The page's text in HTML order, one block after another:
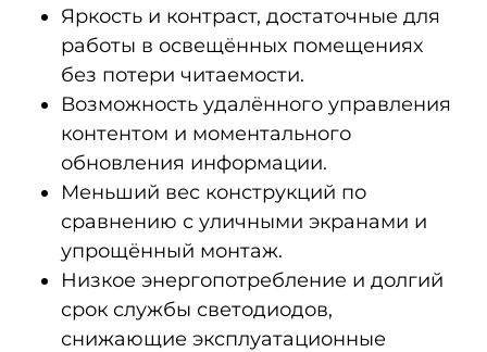
Яркость и контраст, достаточные для
работы в освещённых помещениях
без потери читаемости.
Возможность удалённого управления
контентом и моментального
обновления информации.
Меньший вес конструкций по
сравнению с уличными экранами и
упрощённый монтаж.
Низкое энергопотребление и долгий
срок службы светодиодов,
снижающие эксплуатационные